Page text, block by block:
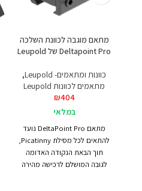
מתאם מוגבה לכוונת השלכה
Deltapoint Pro של Leupold
כוונות ומתאמים- Leupold
,
מתאמים לכוונות Leupold
₪404
במלאי
מתאם DeltaPoint Pro נועד
להתאים לכל מסילת Picatinny,
תוך הבאת הנקודה האדומה
לגובה המושלם לרכישה מהירה